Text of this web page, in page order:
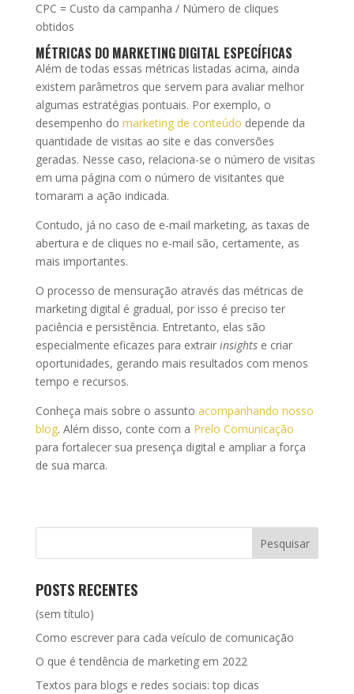
CPC = Custo da campanha / Número de cliques
obtidos
MÉTRICAS DO MARKETING DIGITAL ESPECÍFICAS
Além de todas essas métricas listadas acima, ainda
existem parâmetros que servem para avaliar melhor
algumas estratégias pontuais. Por exemplo, o
desempenho do marketing de conteúdo depende da
quantidade de visitas ao site e das conversões
geradas. Nesse caso, relaciona-se o número de visitas
em uma página com o número de visitantes que
tomaram a ação indicada.
Contudo, já no caso de e-mail marketing, as taxas de
abertura e de cliques no e-mail são, certamente, as
mais importantes.
O processo de mensuração através das métricas de
marketing digital é gradual, por isso é preciso ter
paciência e persistência. Entretanto, elas são
especialmente eficazes para extrair insightse criar
oportunidades, gerando mais resultados com menos
tempo e recursos.
Conheça mais sobre o assunto acompanhando nosso
blog. Além disso, conte com a Prelo Comunicação
para fortalecer sua presença digital e ampliar a força
de sua marca.
POSTS RECENTES
(sem título)
Como escrever para cada veículo de comunicação
O que é tendência de marketing em 2022
Textos para blogs e redes sociais: top dicas